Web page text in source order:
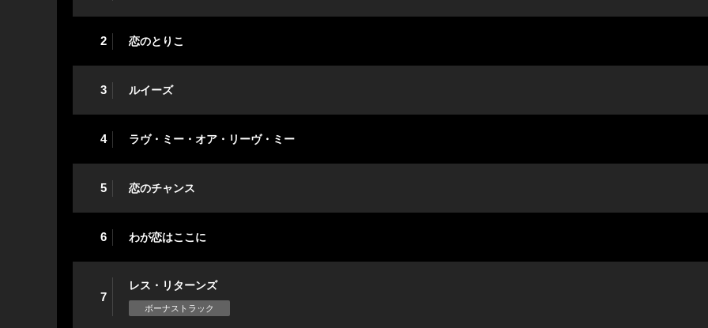
2 恋のとりこ
3 ルイーズ
4 ラヴ・ミー・オア・リーヴ・ミー
5 恋のチャンス
6 わが恋はここに
7
レス・リターンズ
ボーナストラック